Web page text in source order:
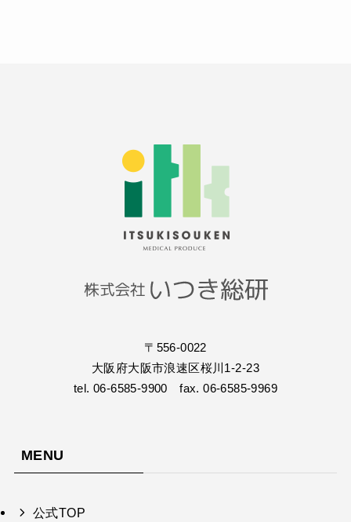
〒556-0022
大阪府大阪市浪速区桜川1-2-23
tel. 06-6585-9900 fax. 06-6585-9969
MENU
公式TOP